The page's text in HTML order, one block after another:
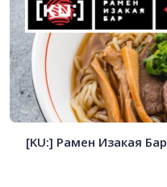
[KU:] Рамен Изакая Бар